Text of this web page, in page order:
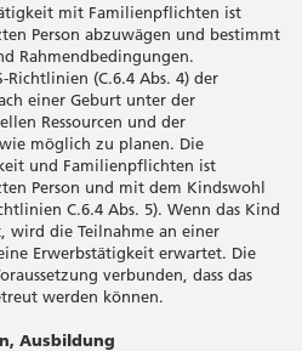
mit Familienpflichten ist
Person abzuwägen und bestimmt
Rahmendbedingungen.
Richtlinien (C.6.4 Abs. 4) der
einer Geburt unter der
Ressourcen und der
möglich zu planen. Die
und Familienpflichten ist
Person und mit dem Kindswohl
C.6.4 Abs. 5). Wenn das Kind
wird die Teilnahme an einer
Erwerbstätigkeit erwartet. Die
verbunden, dass das
werden können.
Ausbildung